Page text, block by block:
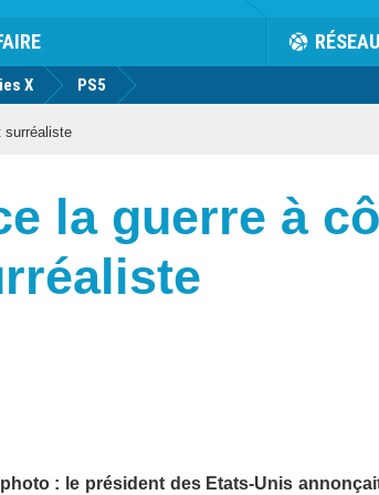
RÉSEAU
X PS5
surréaliste
la guerre à
: le président des Etats-Unis